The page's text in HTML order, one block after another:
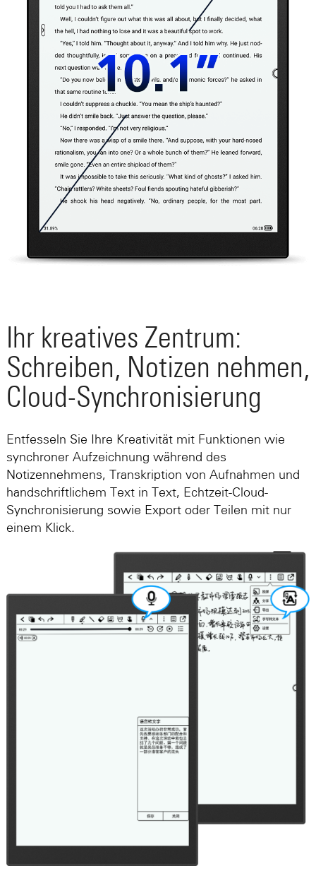
Ihr kreatives Zentrum:
Schreiben, Notizen nehmen,
Cloud-Synchronisierung
Entfesseln Sie Ihre Kreativität mit Funktionen wie
synchroner Aufzeichnung während des
Notizennehmens, Transkription von Aufnahmen und
handschriftlichem Text in Text, Echtzeit-Cloud-
Synchronisierung sowie Export oder Teilen mit nur
einem Klick.